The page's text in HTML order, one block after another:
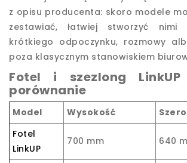
z opisu producenta: skoro modele
zestawiać, łatwiej stworzyć nimi
krótkiego odpoczynku, rozmowy
poza klasycznym stanowiskiem
Fotel i szezlong
porównanie
Model Wysokość
Fotel
LinkUP
700 mm 640